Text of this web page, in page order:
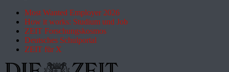
Most Wanted Employer 2026
How it works: Studium und Job
ZEIT Forschungskosmos
Deutsches Schulportal
ZEIT für X